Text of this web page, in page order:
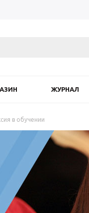
ЖУРНАЛ
в обучении